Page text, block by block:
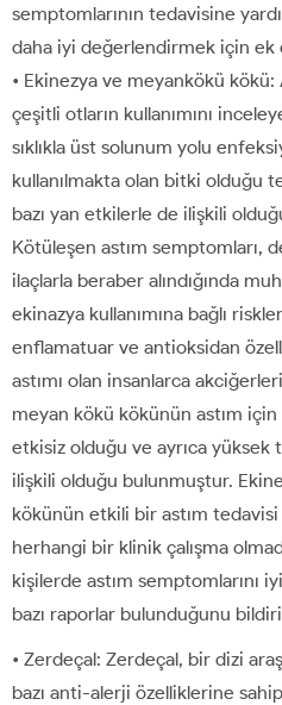
semptomlarının tedavisine
daha iyi değerlendirmek için ek
• Ekinezya ve meyankökü
çeşitli otların kullanımını
sıklıkla üst solunum yolu
kullanılmakta olan bitki olduğu
bazı yan etkilerle de ilişkili
Kötüleşen astım semptomları,
ilaçlarla beraber alındığında
ekinazya kullanımına bağlı
enflamatuar ve antioksidan
astımı olan insanlarca
meyan kökü kökünün astım
etkisiz olduğu ve ayrıca
ilişkili olduğu bulunmuştur.
kökünün etkili bir astım
herhangi bir klinik çalışma
kişilerde astım semptomlarını
bazı raporlar bulunduğunu
• Zerdeçal: Zerdeçal, bir dizi
bazı anti-alerji özelliklerine